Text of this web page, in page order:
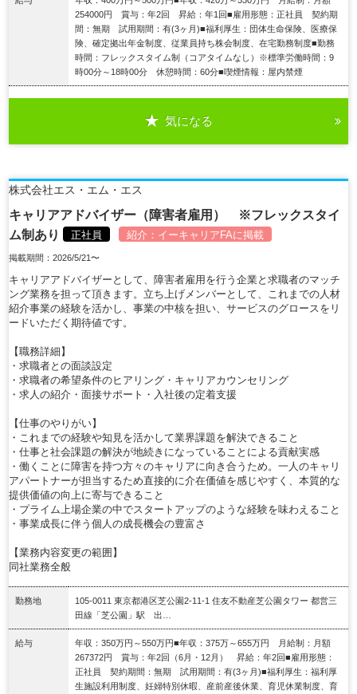
254000円 賞与：年2回 昇給：年1回■雇用形態：正社員 契約期
間：無期 試用期間：有(3ヶ月)■福利厚生：団体生命保険、医療保
険、確定拠出年金制度、従業員持ち株会制度、在宅勤務制度■勤務
時間：フレックスタイム制（コアタイムなし）※標準労働時間：9
時00分～18時00分 休憩時間：60分■喫煙情報：屋内禁煙
気になる
株式会社エス・エム・エス
キャリアアドバイザー（障害者雇用） ※フレックスタイ
ム制あり
正社員 紹介： イーキャリアFAに掲載
掲載期間：2026/5/21〜
キャリアアドバイザーとして、障害者雇用を行う企業と求職者のマッチ
ング業務を担って頂きます。立ち上げメンバーとして、これまでの人材
紹介事業の経験を活かし、事業の中核を担い、サービスのグロースをリ
ードいただく期待値です。
【職務詳細】
・求職者との面談設定
・求職者の希望条件のヒアリング・キャリアカウンセリング
・求人の紹介・面接サポート・入社後の定着支援
【仕事のやりがい】
・これまでの経験や知見を活かして業界課題を解決できること
・仕事と社会課題の解決が地続きになっていることによる貢献実感
・働くことに障害を持つ方々のキャリアに向き合うため。一人のキャリ
アパートナーが担当するため直接的に介在価値を感じやすく、本質的な
提供価値の向上に寄与できること
・プライム上場企業の中でスタートアップのような経験を味わえること
・事業成長に伴う個人の成長機会の豊富さ
【業務内容変更の範囲】
同社業務全般
勤務地
105-0011 東京都港区芝公園2-11-1 住友不動産芝公園タワー 都営三
田線「芝公園」駅 出…
給与
年収：350万円～550万円■年収：375万～655万円 月給制：月額
267372円 賞与：年2回（6月・12月） 昇給：年2回■雇用形態：
正社員 契約期間：無期 試用期間：有(3ヶ月)■福利厚生：福利厚
生施設利用制度、妊婦特別休暇、産前産後休業、育児休業制度、育